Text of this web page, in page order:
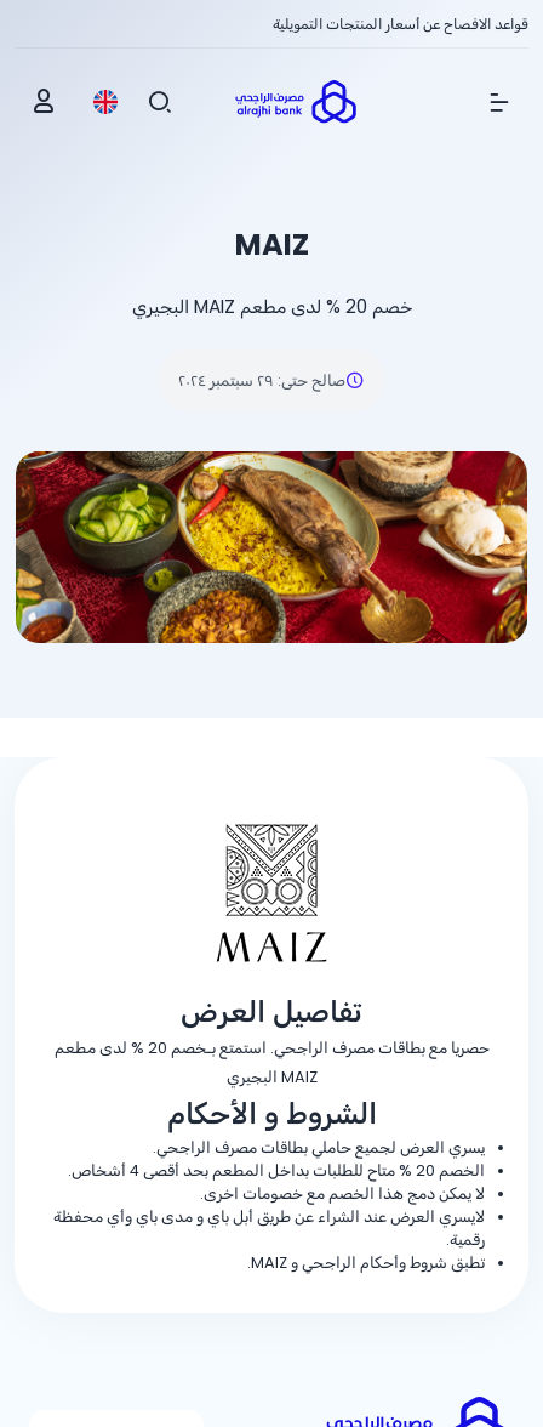
قواعد الافصاح عن أسعار المنتجات التمويلية
Show Menu
MAIZ
خصم % 20 لدى مطعم MAIZ البجيري
صالح حتى: ٢٩ سبتمبر ٢٠٢٤
تفاصيل العرض
حصريا مع بطاقات مصرف الراجحي. استمتع بـخصم % 20 لدى مطعم
MAIZ البجيري
الشروط و الأحكام
يسري العرض لجميع حاملي بطاقات مصرف الراجحي.
الخصم % 20 متاح للطلبات بداخل المطعم بحد أقصى 4 أشخاص.
لا يمكن دمج هذا الخصم مع خصومات اخرى.
لايسري العرض عند الشراء عن طريق أبل باي و مدى باي وأي محفظة
رقمية.
تطبق شروط وأحكام الراجحي و MAIZ.